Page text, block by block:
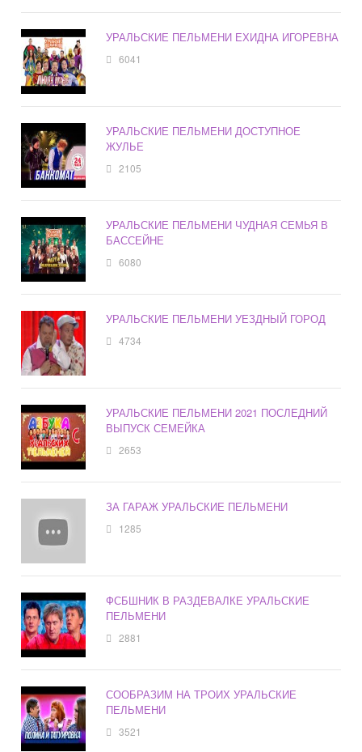
УРАЛЬСКИЕ ПЕЛЬМЕНИ ЕХИДНА ИГОРЕВНА
6041
УРАЛЬСКИЕ ПЕЛЬМЕНИ ДОСТУПНОЕ
ЖУЛЬЕ
2105
УРАЛЬСКИЕ ПЕЛЬМЕНИ ЧУДНАЯ СЕМЬЯ В
БАССЕЙНЕ
6080
УРАЛЬСКИЕ ПЕЛЬМЕНИ УЕЗДНЫЙ ГОРОД
4734
УРАЛЬСКИЕ ПЕЛЬМЕНИ 2021 ПОСЛЕДНИЙ
ВЫПУСК СЕМЕЙКА
2653
ЗА ГАРАЖ УРАЛЬСКИЕ ПЕЛЬМЕНИ
1285
ФСБШНИК В РАЗДЕВАЛКЕ УРАЛЬСКИЕ
ПЕЛЬМЕНИ
2881
СООБРАЗИМ НА ТРОИХ УРАЛЬСКИЕ
ПЕЛЬМЕНИ
3521